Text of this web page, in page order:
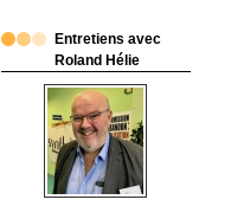
Entretiens avec
Roland Hélie